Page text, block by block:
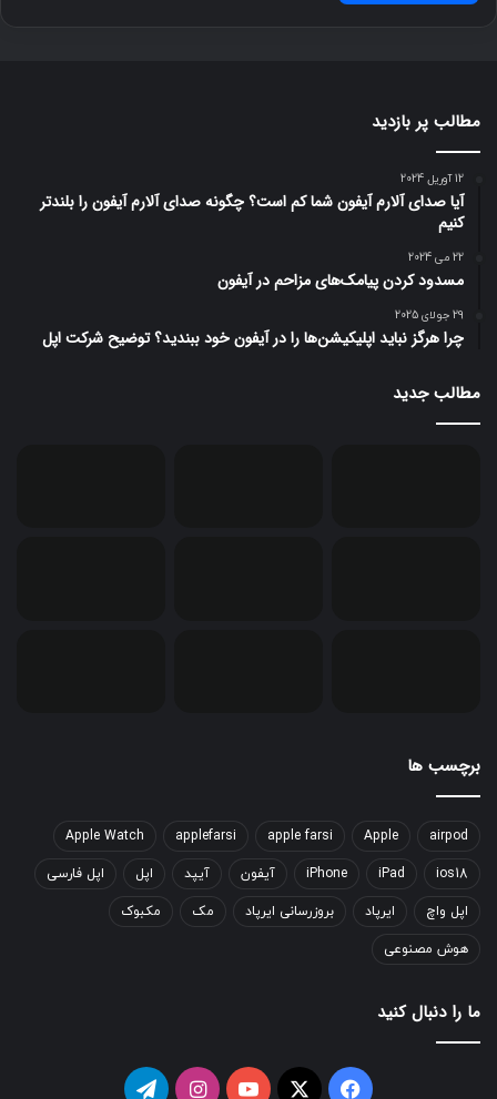
مطالب پر بازدید
12 آوریل 2024
آیا صدای آلارم آیفون شما کم است؟ چگونه صدای آلارم آیفون را بلندتر
کنیم
22 می 2024
مسدود کردن پیامک‌های مزاحم در آیفون
29 جولای 2025
چرا هرگز نباید اپلیکیشن‌ها را در آیفون خود ببندید؟ توضیح شرکت اپل
مطالب جدید
برچسب ها
airpod
Apple
apple farsi
applefarsi
Apple Watch
ios18
iPad
iPhone آیفون آیپد اپل اپل فارسی
اپل واچ ایرپاد بروزرسانی ایرپاد مک مکبوک
هوش مصنوعی
ما را دنبال کنید
فیسبوکایکس یوتیوباینستاگرامتلگرام